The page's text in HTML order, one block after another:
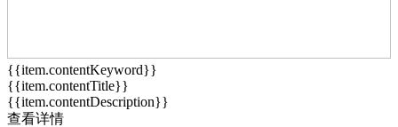
{{item.contentKeyword}}
{{item.contentTitle}}
{{item.contentDescription}}
查看详情